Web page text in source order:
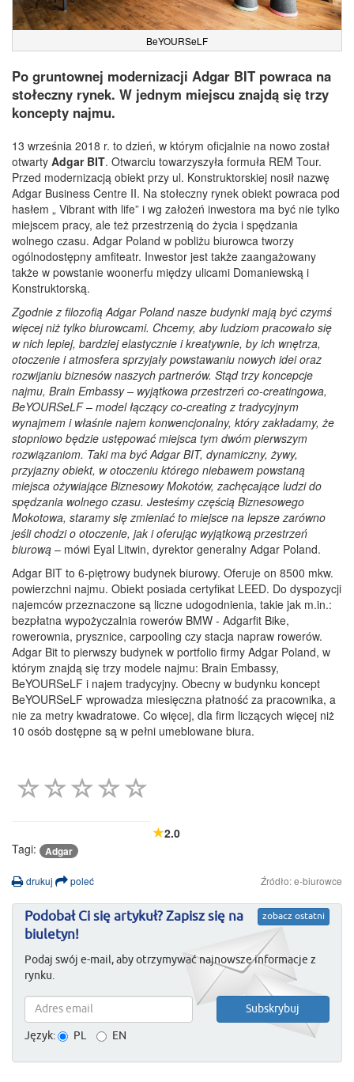
BeYOURSeLF
Po gruntownej modernizacji Adgar BIT powraca na
stołeczny rynek. W jednym miejscu znajdą się trzy
koncepty najmu.
13 września 2018 r. to dzień, w którym oficjalnie na nowo został
otwarty Adgar BIT. Otwarciu towarzyszyła formuła REM Tour.
Przed modernizacją obiekt przy ul. Konstruktorskiej nosił nazwę
Adgar Business Centre II. Na stołeczny rynek obiekt powraca pod
hasłem „ Vibrant with life” i wg założeń inwestora ma być nie tylko
miejscem pracy, ale też przestrzenią do życia i spędzania
wolnego czasu. Adgar Poland w pobliżu biurowca tworzy
ogólnodostępny amfiteatr. Inwestor jest także zaangażowany
także w powstanie woonerfu między ulicami Domaniewską i
Konstruktorską.
Zgodnie z filozofią Adgar Poland nasze budynki mają być czymś
więcej niż tylko biurowcami. Chcemy, aby ludziom pracowało się
w nich lepiej, bardziej elastycznie i kreatywnie, by ich wnętrza,
otoczenie i atmosfera sprzyjały powstawaniu nowych idei oraz
rozwijaniu biznesów naszych partnerów. Stąd trzy koncepcje
najmu, Brain Embassy – wyjątkowa przestrzeń co-creatingowa,
BeYOURSeLF – model łączący co-creating z tradycyjnym
wynajmem i właśnie najem konwencjonalny, który zakładamy, że
stopniowo będzie ustępować miejsca tym dwóm pierwszym
rozwiązaniom. Taki ma być Adgar BIT, dynamiczny, żywy,
przyjazny obiekt, w otoczeniu którego niebawem powstaną
miejsca ożywiające Biznesowy Mokotów, zachęcające ludzi do
spędzania wolnego czasu. Jesteśmy częścią Biznesowego
Mokotowa, staramy się zmieniać to miejsce na lepsze zarówno
jeśli chodzi o otoczenie, jak i oferując wyjątkową przestrzeń
biurową – mówi Eyal Litwin, dyrektor generalny Adgar Poland.
Adgar BIT to 6-piętrowy budynek biurowy. Oferuje on 8500 mkw.
powierzchni najmu. Obiekt posiada certyfikat LEED. Do dyspozycji
najemców przeznaczone są liczne udogodnienia, takie jak m.in.:
bezpłatna wypożyczalnia rowerów BMW - Adgarfit Bike,
rowerownia, prysznice, carpooling czy stacja napraw rowerów.
Adgar Bit to pierwszy budynek w portfolio firmy Adgar Poland, w
którym znajdą się trzy modele najmu: Brain Embassy,
BeYOURSeLF i najem tradycyjny. Obecny w budynku koncept
BeYOURSeLF wprowadza miesięczna płatność za pracownika, a
nie za metry kwadratowe. Co więcej, dla firm liczących więcej niż
10 osób dostępne są w pełni umeblowane biura.
2.0
Tagi:
Adgar
drukuj poleć Źródło: e-biurowce
zobacz ostatni
Podobał Ci się artykuł? Zapisz się na
biuletyn!
Podaj swój e-mail, aby otrzymywać najnowsze informacje z
rynku.
Język: PL EN